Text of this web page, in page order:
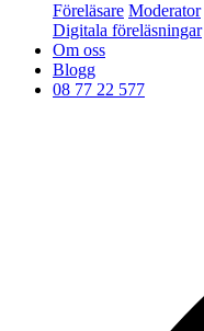
Föreläsare Moderator
Digitala föreläsningar
Om oss
Blogg
08 77 22 577